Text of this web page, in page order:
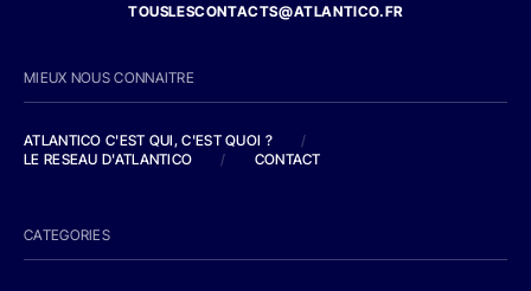
TOUSLESCONTACTS@ATLANTICO.FR
MIEUX NOUS CONNAITRE
ATLANTICO C'EST QUI, C'EST QUOI ?
/
LE RESEAU D'ATLANTICO
/ CONTACT
CATEGORIES